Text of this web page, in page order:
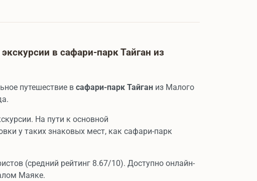
в сафари-парк Тайган из
путешествие в сафари-парк Тайган из Малого
На пути к основной
у таких знаковых мест, как сафари-парк
(средний рейтинг 8.67/10). Доступно онлайн-
Маяке.